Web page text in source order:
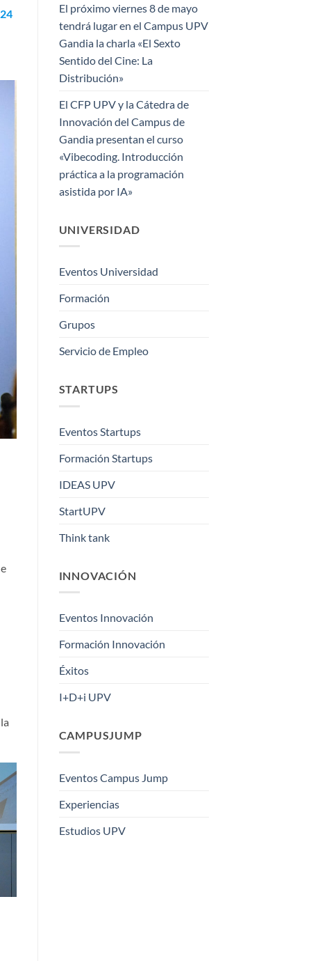
El próximo viernes 8 de mayo
tendrá lugar en el Campus UPV
Gandia la charla «El Sexto
Sentido del Cine: La
Distribución»
El CFP UPV y la Cátedra de
Innovación del Campus de
Gandia presentan el curso
«Vibecoding. Introducción
práctica a la programación
asistida por IA»
UNIVERSIDAD
Eventos Universidad
Formación
Grupos
Servicio de Empleo
STARTUPS
Eventos Startups
Formación Startups
IDEAS UPV
StartUPV
Think tank
INNOVACIÓN
Eventos Innovación
Formación Innovación
Éxitos
I+D+i UPV
CAMPUSJUMP
Eventos Campus Jump
Experiencias
Estudios UPV